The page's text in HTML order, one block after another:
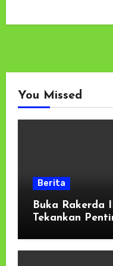
You Missed
Berita
Buka Rakerda
Tekankan